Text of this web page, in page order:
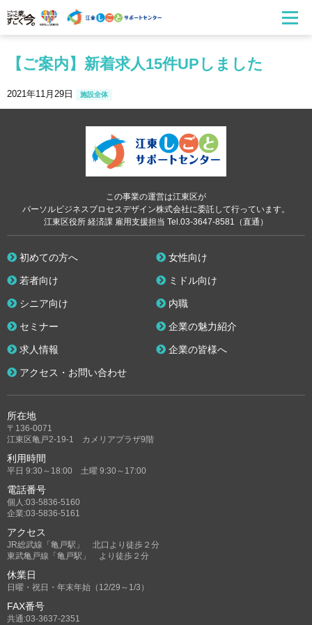
【ご案内】新着求人15件UPしました
2021年11月29日 施設全体
この事業の運営は江東区が
パーソルビジネスプロセスデザイン株式会社に委託して行っています。
江東区役所 経済課 雇用支援担当 Tel.03-3647-8581（直通）
所在地
〒136-0071
江東区亀戸2-19-1 カメリアプラザ9階
利用時間
平日 9:30～18:00 土曜 9:30～17:00
電話番号
個人:03-5836-5160
企業:03-5836-5161
アクセス
JR総武線「亀戸駅」 北口より徒歩２分
東武亀戸線「亀戸駅」 より徒歩２分
休業日
日曜・祝日・年末年始（12/29～1/3）
FAX番号
共通:03-3637-2351
初めての方へ 女性向け
若者向け ミドル向け
シニア向け 内職
セミナー 企業の魅力紹介
求人情報 企業の皆様へ
アクセス・お問い合わせ